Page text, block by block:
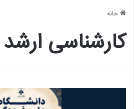
خانه
کارشناسی ارشد